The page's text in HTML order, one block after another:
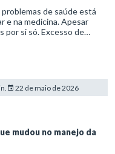
de saúde está
e na medicina. Apesar
por si só. Excesso de
22 de maio de 2026
mudou no manejo da